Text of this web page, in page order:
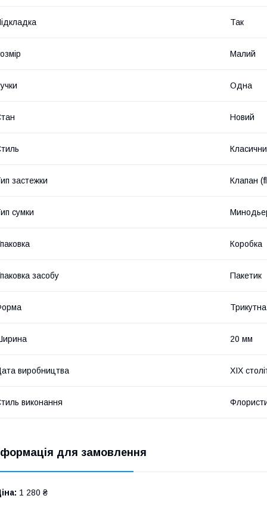
Так
Малий
Одна
Новий
застежки Клапан
сумки
Коробка
засобу Пакетик
Трикутна
20 мм
виробництва XIX
виконання
для замовлення
1 280 ₴